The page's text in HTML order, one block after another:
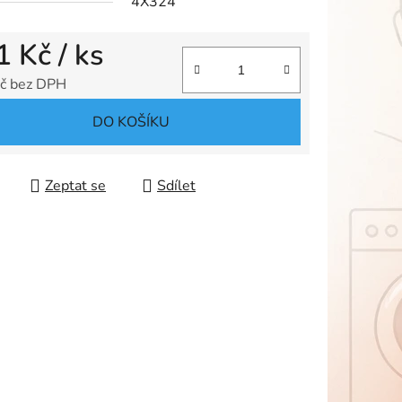
Kč/ ks
bez DPH
DO KOŠÍKU
Zeptat se Sdílet